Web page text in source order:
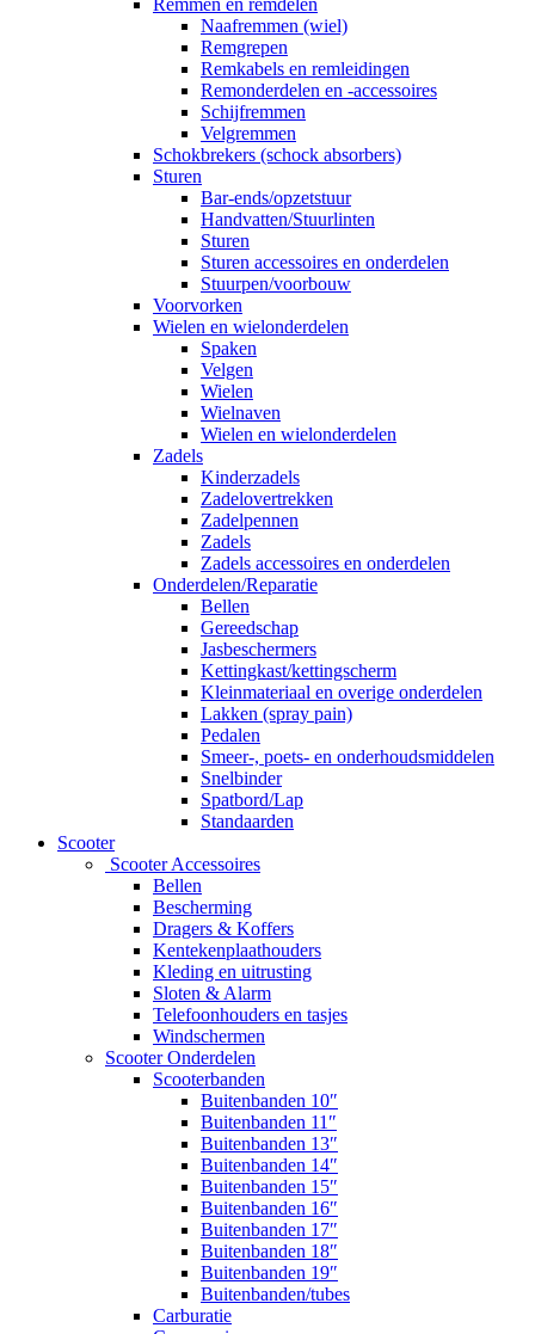
Remmen en remdelen
Naafremmen (wiel)
Remgrepen
Remkabels en remleidingen
Remonderdelen en -accessoires
Schijfremmen
Velgremmen
Schokbrekers (schock absorbers)
Sturen
Bar-ends/opzetstuur
Handvatten/Stuurlinten
Sturen
Sturen accessoires en onderdelen
Stuurpen/voorbouw
Voorvorken
Wielen en wielonderdelen
Spaken
Velgen
Wielen
Wielnaven
Wielen en wielonderdelen
Zadels
Kinderzadels
Zadelovertrekken
Zadelpennen
Zadels
Zadels accessoires en onderdelen
Onderdelen/Reparatie
Bellen
Gereedschap
Jasbeschermers
Kettingkast/kettingscherm
Kleinmateriaal en overige onderdelen
Lakken (spray pain)
Pedalen
Smeer-, poets- en onderhoudsmiddelen
Snelbinder
Spatbord/Lap
Standaarden
Scooter
Scooter Accessoires
Bellen
Bescherming
Dragers & Koffers
Kentekenplaathouders
Kleding en uitrusting
Sloten & Alarm
Telefoonhouders en tasjes
Windschermen
Scooter Onderdelen
Scooterbanden
Buitenbanden 10″
Buitenbanden 11″
Buitenbanden 13″
Buitenbanden 14″
Buitenbanden 15″
Buitenbanden 16″
Buitenbanden 17″
Buitenbanden 18″
Buitenbanden 19″
Buitenbanden/tubes
Carburatie